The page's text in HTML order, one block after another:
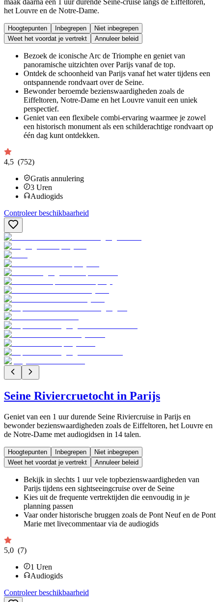
het Louvre en de Notre-Dame.
Hoogtepunten Inbegrepen
Niet inbegrepen
Weet het voordat je vertrekt
Annuleer beleid
Bezoek de iconische Arc de Triomphe en geniet van
panoramische uitzichten over Parijs vanaf de top.
Ontdek de schoonheid van Parijs vanaf het water tijdens een
ontspannende rondvaart over de Seine.
Bewonder beroemde bezienswaardigheden zoals de
Eiffeltoren, Notre-Dame en het Louvre vanuit een uniek
perspectief.
Geniet van een flexibele combi-ervaring waarmee je zowel
een historisch monument als een schilderachtige rondvaart op
één dag kunt ontdekken.
4,5 (752)
Gratis annulering
3 Uren
Audiogids
Controleer beschikbaarheid
Seine Riviercruetocht in Parijs
Geniet van een 1 uur durende Seine Riviercruise in Parijs en
bewonder bezienswaardigheden zoals de Eiffeltoren, het Louvre en
de Notre-Dame met audiogidsen in 14 talen.
Hoogtepunten Inbegrepen
Niet inbegrepen
Weet het voordat je vertrekt
Annuleer beleid
Bekijk in slechts 1 uur vele topbezienswaardigheden van
Parijs tijdens een sightseeingcruise over de Seine
Kies uit de frequente vertrektijden die eenvoudig in je
planning passen
Vaar onder historische bruggen zoals de Pont Neuf en de Pont
Marie met livecommentaar via de audiogids
5,0 (7)
1 Uren
Audiogids
Controleer beschikbaarheid